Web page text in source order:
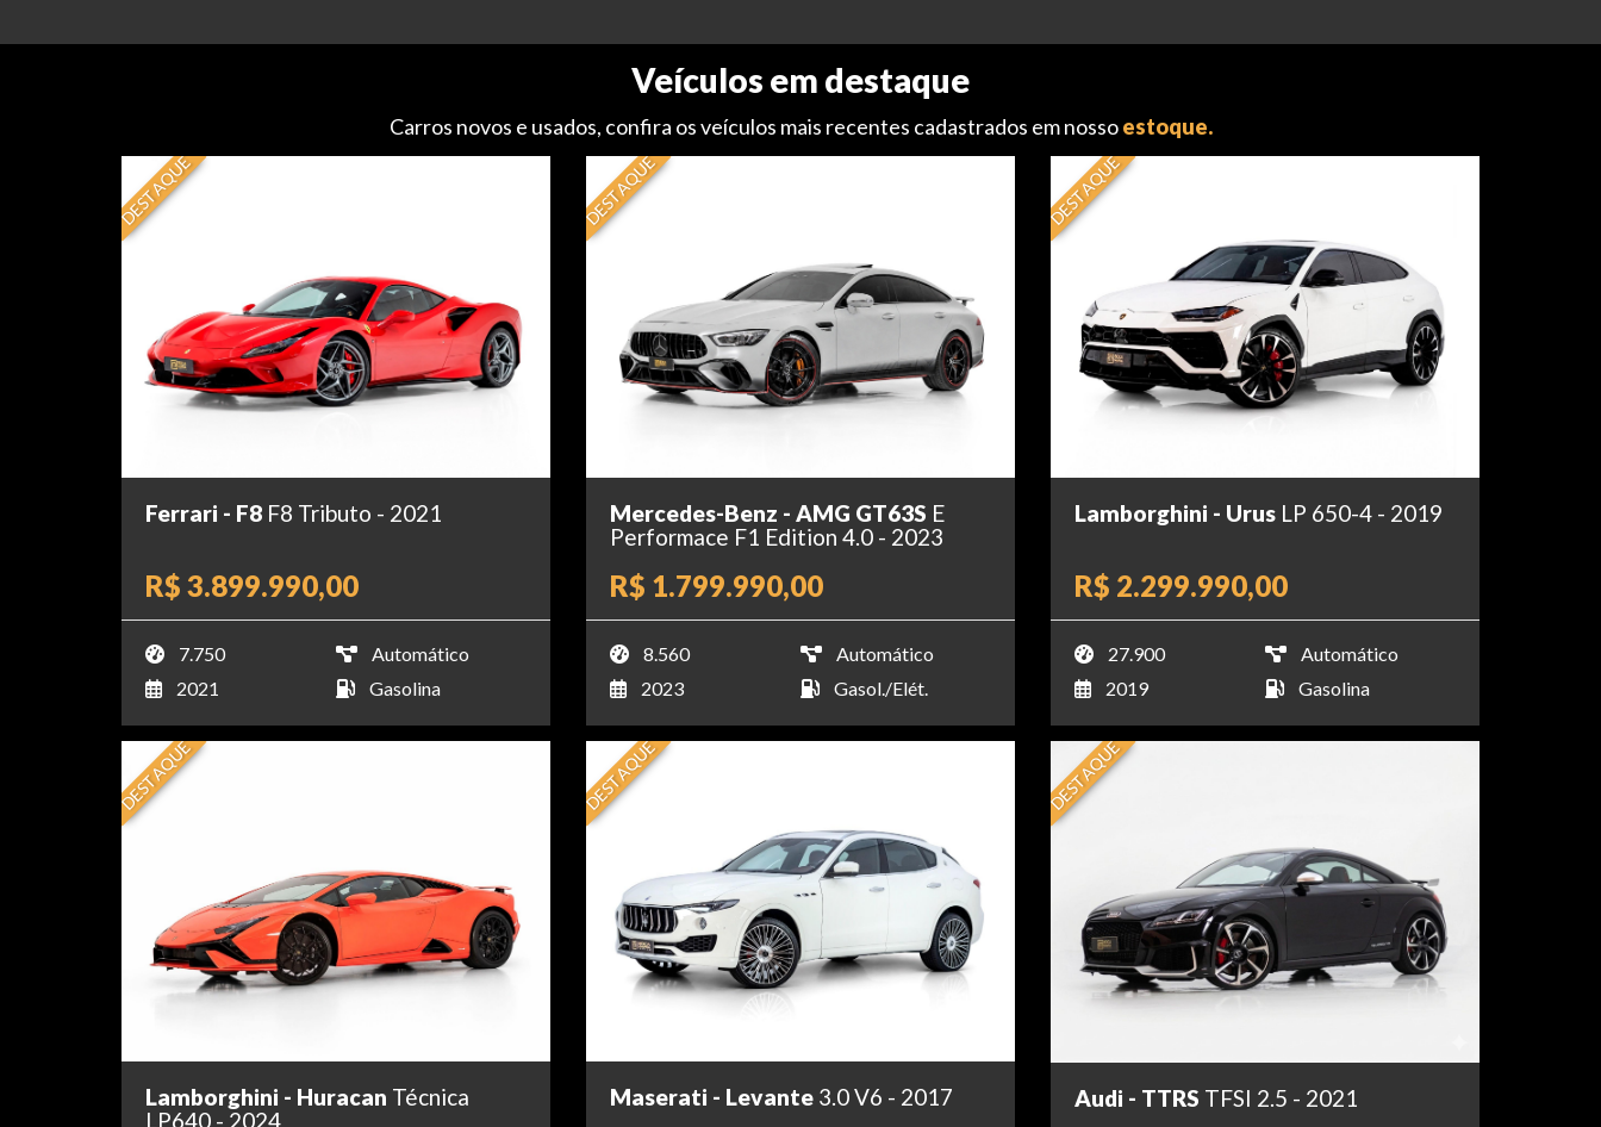
Veículos em destaque
Carros novos e usados, confira os veículos mais recentes cadastrados em nossoestoque.
DESTAQUE
Ferrari - F8 F8 Tributo - 2021
R$ 3.899.990,00
7.750
Automático
2021
Gasolina
DESTAQUE
Mercedes-Benz - AMG GT63S E
Performace F1 Edition 4.0 - 2023
R$ 1.799.990,00
8.560
Automático
2023
Gasol./Elét.
DESTAQUE
Lamborghini - Urus LP 650-4 - 2019
R$ 2.299.990,00
27.900
Automático
2019
Gasolina
DESTAQUE
Lamborghini - Huracan Técnica
LP640 - 2024
DESTAQUE
Maserati - Levante 3.0 V6 - 2017
DESTAQUE
Audi - TTRS TFSI 2.5 - 2021